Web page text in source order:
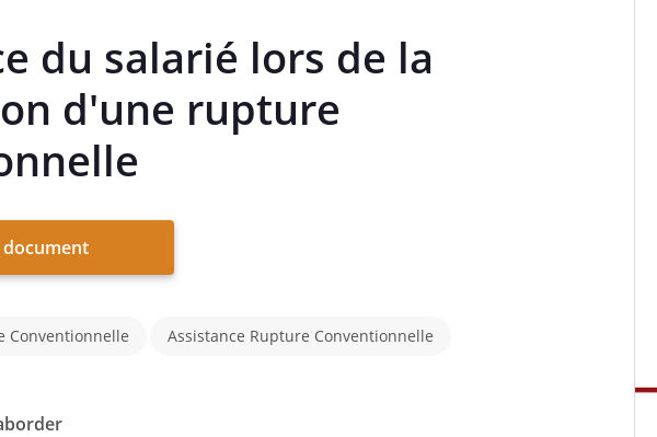
du salarié lors de la
d'une rupture
document
Conventionnelle Assistance Rupture Conventionnelle